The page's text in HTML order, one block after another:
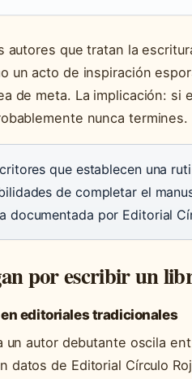
autores que tratan la
un acto de inspiración
de meta. La implicación: si
nunca termines.
que establecen una
de completar el
documentada por Editorial
por escribir un
editoriales tradicionales
un autor debutante oscila
datos de Editorial Círculo